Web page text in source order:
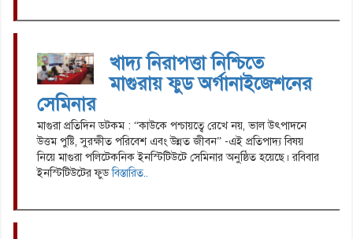
খাদ্য নিরাপত্তা নিশ্চিতে
মাগুরায় ফুড অর্গানাইজেশনের
সেমিনার
মাগুরা প্রতিদিন ডটকম : “কাউকে পশ্চায়ত্বে রেখে নয়, ভাল উৎপাদনে
উত্তম পুষ্টি, সুরক্ষীত পরিবেশ এবং উন্নত জীবন” -এই প্রতিপাদ্য বিষয়
নিয়ে মাগুরা পলিটেকনিক ইনস্টিটিউটে সেমিনার অনুষ্ঠিত হয়েছে। রবিবার
ইনস্টিটিউটের ফুডবিস্তারিত..